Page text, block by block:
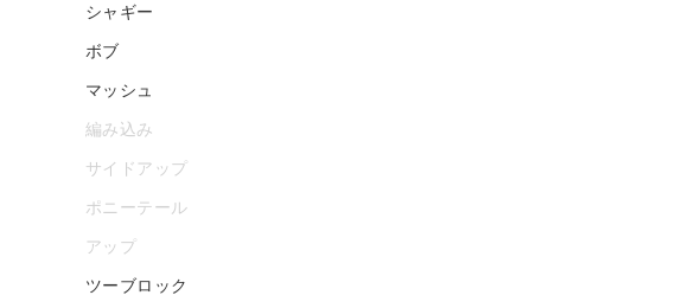
シャギー
ボブ
マッシュ
編み込み
サイドアップ
ポニーテール
アップ
ツーブロック